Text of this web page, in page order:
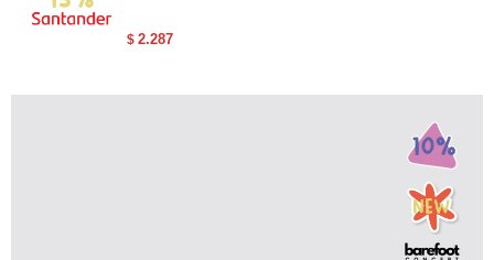
$ 2.287